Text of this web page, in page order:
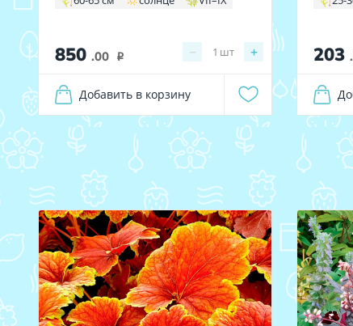
850 .00 i − +
1 шт
Добавить в корзину
203